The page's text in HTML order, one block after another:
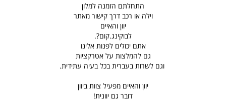
התחלתם הזמנה למלון
וילה או רכב דרך קישור מאתר
יוון והאיים
לבוקינג.קום?.
אתם יכולים לפנות אלינו
גם להמלצות על אטרקציות
וגם לשרות בעברית בכל בעיה עתידית.
יוון והאיים מפעיל צוות ביוון
דובר גם יוונית!